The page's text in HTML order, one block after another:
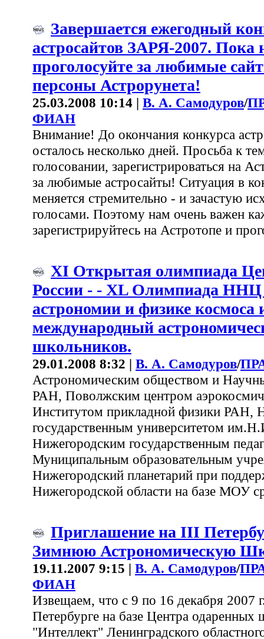
Завершается ежегодный
астросайтов ЗАРЯ-2007. Пока
проголосуйте за любимые
персоны Астрорунета!
25.03.2008 10:14 | В. А. Самодуров/
ФИАН
Внимание! До окончания конкурса
осталось несколько дней. Просьба к
голосовании, зарегистрироваться на
за любимые астросайты! Ситуация в
меняется стремительно - и зачастую
голосами. Поэтому нам очень важен
зарегистрируйтесь на Астротопе и
XI Открытая олимпиада
России - - XL Олимпиада ННЦ
астрономии и физике
международный
школьников.
29.01.2008 8:32 | В. А. Самодуров/
Астрономическим обществом и
РАН, Поволжским центром
Институтом прикладной физики РАН,
государственным университетом
Нижегородским государственным
Муниципальным образовательным
Нижегородский планетарий при
Нижегородской области на базе МОУ
Приглашение на III
Зимнюю Астрономическую
19.11.2007 9:15 | В. А. Самодуров/
ФИАН
Извещаем, что с 9 по 16 декабря 2007
Петербурге на базе Центра одаренных
"Интеллект" Ленинградского